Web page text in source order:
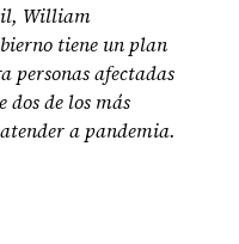
William
tiene un plan
personas afectadas
de los más
a pandemia.